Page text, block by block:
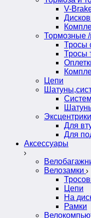
V-
Тормозные /
Тросы
Тросы
Цепи
Эксцентрики
Для
Для
Аксессуары
Велозамки
Цепи
На
Рамки